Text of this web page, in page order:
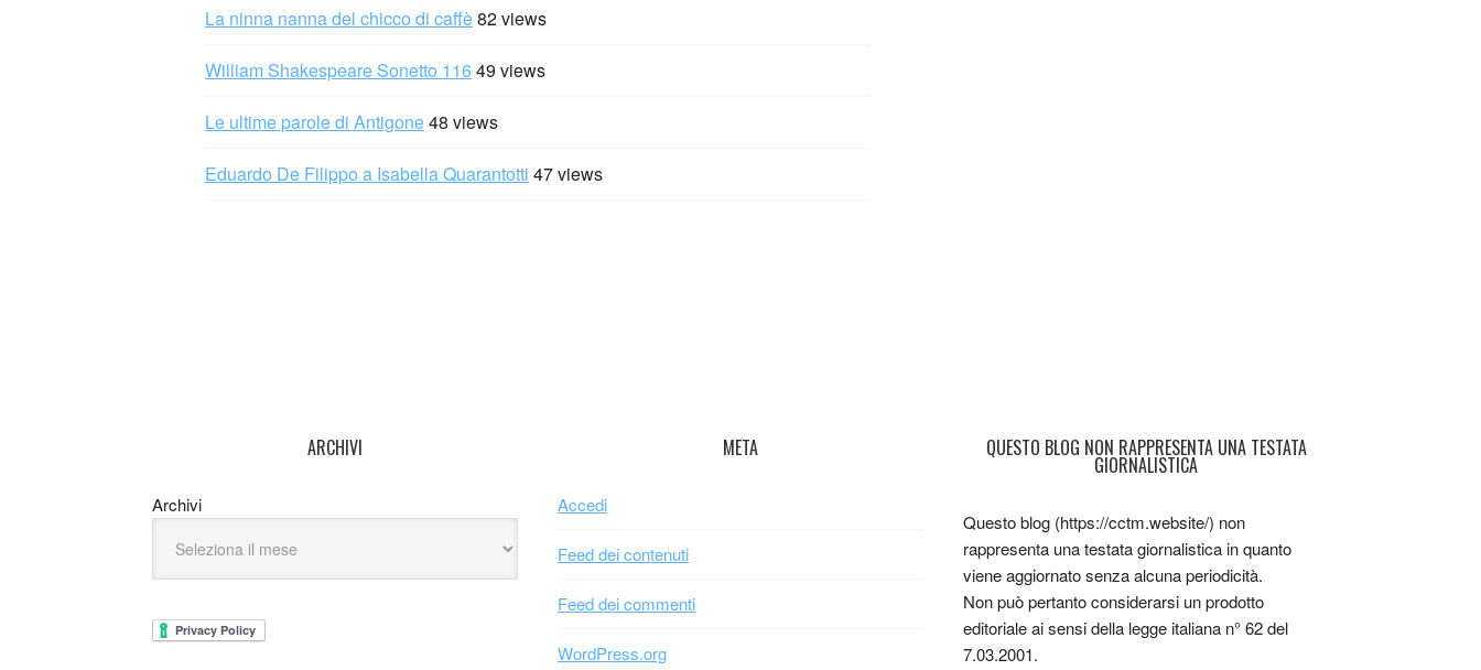
La ninna nanna del chicco di caffè82 views
William Shakespeare Sonetto 11649 views
Le ultime parole di Antigone48 views
Eduardo De Filippo a Isabella Quarantotti 47 views
ARCHIVI
Archivi
META
Accedi
Feed dei contenuti
Feed dei commenti
WordPress.org
QUESTO BLOG NON RAPPRESENTA UNA TESTATA
GIORNALISTICA
Questo blog (https://cctm.website/) non
rappresenta una testata giornalistica in quanto
viene aggiornato senza alcuna periodicità.
Non può pertanto considerarsi un prodotto
editoriale ai sensi della legge italiana n° 62 del
7.03.2001.